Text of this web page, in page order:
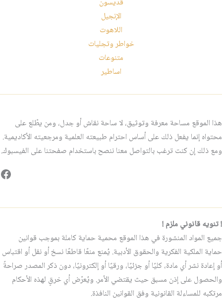
قديسون
الإنجيل
اللاهوت
خواطر وتجليات
متنوعات
اساطير
هذا الموقع مساحة معرفة وتوثيق، لا ساحة نقاش أو جدل، ومن يطّلع على
محتواه إنما يفعل ذلك على أساس احترام طبيعته العلمية ومرجعيته الأكاديمية.
ومع ذلك إن كنت ترغب بالتواصل معنا ننصح باستخدام صفحتنا على الفيسبوك.
! تنويه قانوني ملزم !
جميع المواد المنشورة في هذا الموقع محمية حماية كاملة بموجب قوانين
حماية الملكية الفكرية والحقوق الأدبية. يُمنع منعًا قاطعًا نسخ أو نقل أو اقتباس
أو إعادة نشر أي مادة، كليًا أو جزئيًا، ورقيًا أو إلكترونيًا، دون ذكر المصدر صراحةً
والحصول على إذن مسبق حيث يقتضي الأمر. ويُعرّض أي خرقٍ لهذه الأحكام
مرتكبه للمساءلة القانونية وفق القوانين النافذة.